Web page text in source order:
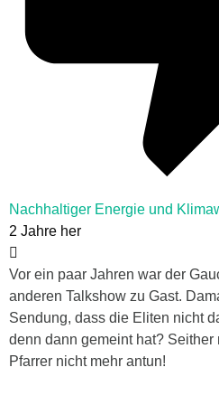
Nachhaltiger Energie und
2 Jahre her
Vor ein paar Jahren war der
anderen Talkshow zu Gast.
Sendung, dass die Eliten nicht
denn dann gemeint hat? Seither
Pfarrer nicht mehr antun!